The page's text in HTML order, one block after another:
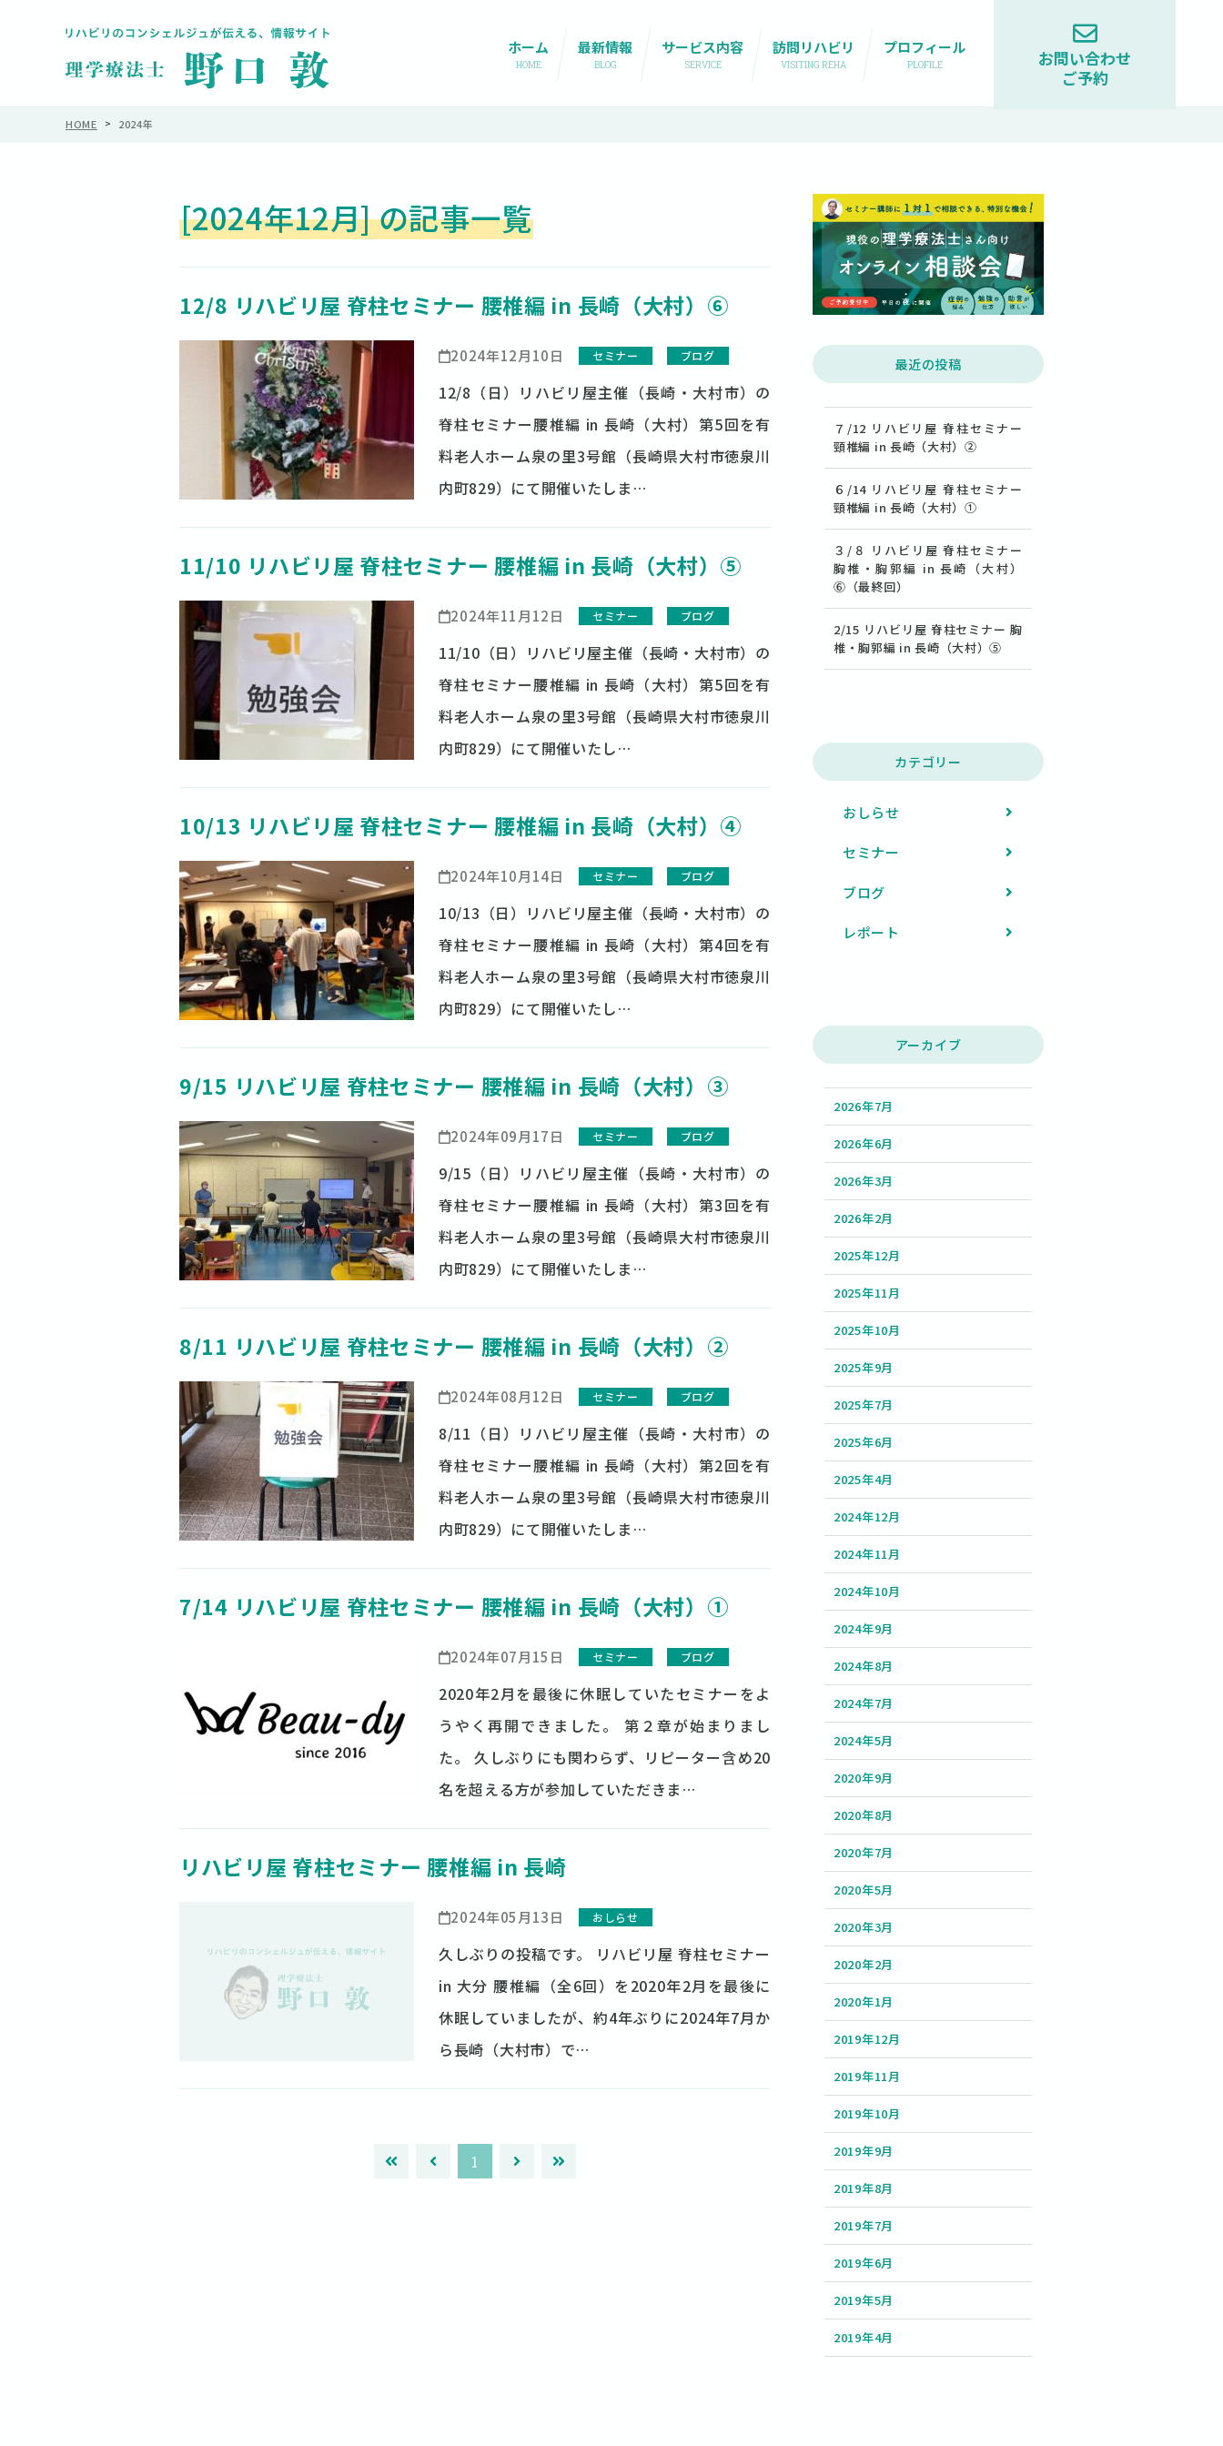
ホーム
HOME
最新情報
BLOG
サービス内容
SERVICE
訪問リハビリ
VISITING REHA
プロフィール
PLOFILE
お問い合わせ
ご予約
HOME > 2024年
[2024年12月] の記事一覧
12/8 リハビリ屋 脊柱セミナー 腰椎編 in 長崎（大村）⑥
2024年12月10日 セミナー ブログ
12/8（日）リハビリ屋主催（長崎・大村市）の
脊柱セミナー腰椎編 in 長崎（大村）第5回を有
料老人ホーム泉の里3号館（長崎県大村市徳泉川
内町829）にて開催いたしま…
11/10 リハビリ屋 脊柱セミナー 腰椎編 in 長崎（大村）⑤
2024年11月12日 セミナー ブログ
11/10（日）リハビリ屋主催（長崎・大村市）の
脊柱セミナー腰椎編 in 長崎（大村）第5回を有
料老人ホーム泉の里3号館（長崎県大村市徳泉川
内町829）にて開催いたし…
10/13 リハビリ屋 脊柱セミナー 腰椎編 in 長崎（大村）④
2024年10月14日 セミナー ブログ
10/13（日）リハビリ屋主催（長崎・大村市）の
脊柱セミナー腰椎編 in 長崎（大村）第4回を有
料老人ホーム泉の里3号館（長崎県大村市徳泉川
内町829）にて開催いたし…
9/15 リハビリ屋 脊柱セミナー 腰椎編 in 長崎（大村）③
2024年09月17日 セミナー ブログ
9/15（日）リハビリ屋主催（長崎・大村市）の
脊柱セミナー腰椎編 in 長崎（大村）第3回を有
料老人ホーム泉の里3号館（長崎県大村市徳泉川
内町829）にて開催いたしま…
8/11 リハビリ屋 脊柱セミナー 腰椎編 in 長崎（大村）②
2024年08月12日 セミナー ブログ
8/11（日）リハビリ屋主催（長崎・大村市）の
脊柱セミナー腰椎編 in 長崎（大村）第2回を有
料老人ホーム泉の里3号館（長崎県大村市徳泉川
内町829）にて開催いたしま…
7/14 リハビリ屋 脊柱セミナー 腰椎編 in 長崎（大村）①
2024年07月15日 セミナー ブログ
2020年2月を最後に休眠していたセミナーをよ
うやく再開できました。 第２章が始まりまし
た。 久しぶりにも関わらず、リピーター含め20
名を超える方が参加していただきま…
リハビリ屋 脊柱セミナー 腰椎編 in 長崎
2024年05月13日 おしらせ
久しぶりの投稿です。 リハビリ屋 脊柱セミナー
in 大分 腰椎編（全6回）を2020年2月を最後に
休眠していましたが、約4年ぶりに2024年7月か
ら長崎（大村市）で…
1
最近の投稿
７/12 リハビリ屋 脊柱セミナー
頸椎編 in 長崎（大村）②
６/14 リハビリ屋 脊柱セミナー
頸椎編 in 長崎（大村）①
３/８ リハビリ屋 脊柱セミナー
胸椎・胸郭編 in 長崎（大村）
⑥（最終回）
2/15 リハビリ屋 脊柱セミナー 胸
椎・胸郭編 in 長崎（大村）⑤
カテゴリー
おしらせ
セミナー
ブログ
レポート
アーカイブ
2026年7月
2026年6月
2026年3月
2026年2月
2025年12月
2025年11月
2025年10月
2025年9月
2025年7月
2025年6月
2025年4月
2024年12月
2024年11月
2024年10月
2024年9月
2024年8月
2024年7月
2024年5月
2020年9月
2020年8月
2020年7月
2020年5月
2020年3月
2020年2月
2020年1月
2019年12月
2019年11月
2019年10月
2019年9月
2019年8月
2019年7月
2019年6月
2019年5月
2019年4月